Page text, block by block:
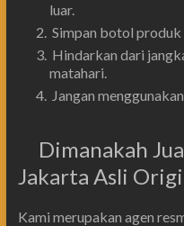
luar.
Simpan botol produk
Hindarkan dari
matahari.
Jangan
Dimanakah
Jakarta Asli
Kami merupakan agen